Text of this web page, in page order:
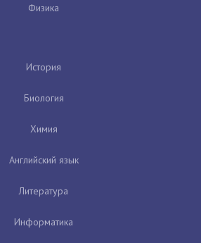
Физика
История
Биология
Химия
Английский язык
Литература
Информатика